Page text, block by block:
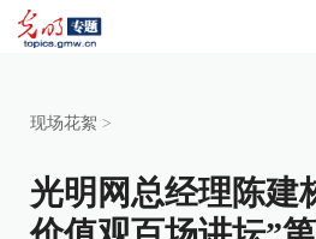
现场花絮 >
光明网总经理陈建